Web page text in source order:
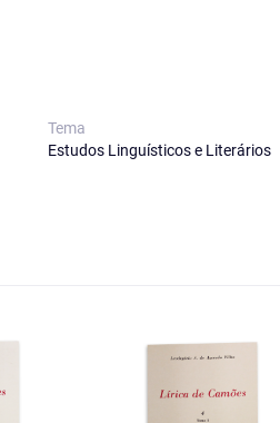
Tema
Estudos Linguísticos e Literários